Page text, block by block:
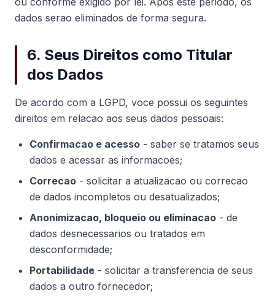
dados serao eliminados de forma segura.
6. Seus Direitos como Titular
dos Dados
De acordo com a LGPD, voce possui os seguintes
direitos em relacao aos seus dados pessoais:
Confirmacao e acesso - saber se tratamos seus
dados e acessar as informacoes;
Correcao - solicitar a atualizacao ou correcao
de dados incompletos ou desatualizados;
Anonimizacao, bloqueio ou eliminacao - de
dados desnecessarios ou tratados em
desconformidade;
Portabilidade - solicitar a transferencia de seus
dados a outro fornecedor;